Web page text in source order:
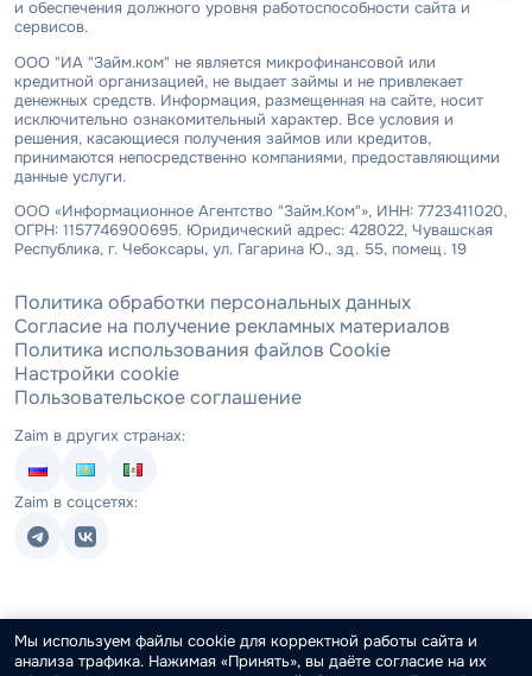
и обеспечения должного уровня работоспособности сайта и
сервисов.
ООО "ИА "Займ.ком" не является микрофинансовой или
кредитной организацией, не выдает займы и не привлекает
денежных средств. Информация, размещенная на сайте, носит
исключительно ознакомительный характер. Все условия и
решения, касающиеся получения займов или кредитов,
принимаются непосредственно компаниями, предоставляющими
данные услуги.
ООО «Информационное Агентство "Займ.Ком"», ИНН: 7723411020,
ОГРН: 1157746900695. Юридический адрес: 428022, Чувашская
Республика, г. Чебоксары, ул. Гагарина Ю., зд. 55, помещ. 19
Политика обработки персональных данных
Согласие на получение рекламных материалов
Политика использования файлов Cookie
Настройки cookie
Пользовательское соглашение
Zaim в других странах:
Zaim в соцсетях:
Мы используем файлы cookie для корректной работы сайта и
анализа трафика. Нажимая «Принять», вы даёте согласие на их